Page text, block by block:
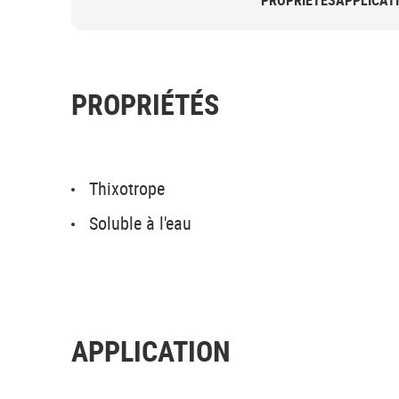
PROPRIÉTÉS
Thixotrope
Soluble à l'eau
APPLICATION